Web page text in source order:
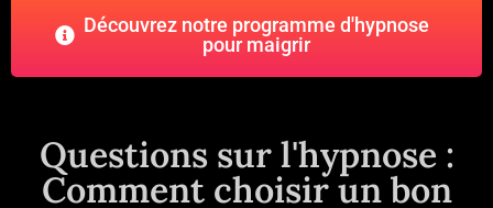
Découvrez notre programme d'hypnose
pour maigrir
Questions sur l'hypnose :
Comment choisir un bon